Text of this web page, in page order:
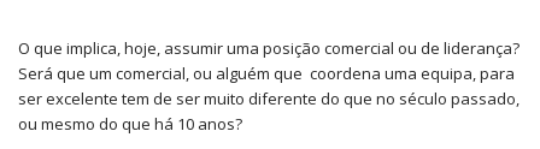
O que implica, hoje, assumir uma posição comercial ou de liderança?
Será que um comercial, ou alguém que coordena uma equipa, para
ser excelente tem de ser muito diferente do que no século passado,
ou mesmo do que há 10 anos?